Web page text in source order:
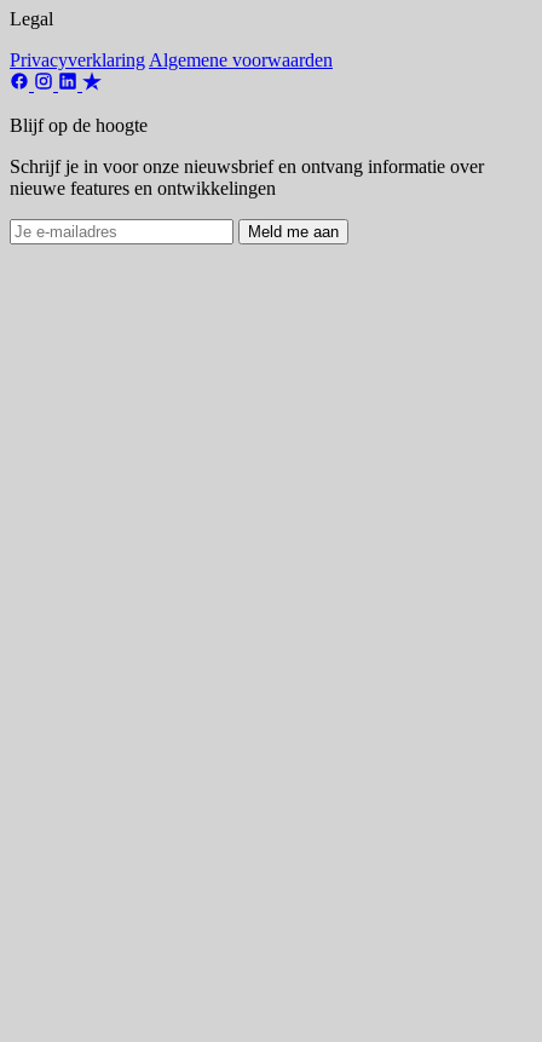
Legal
Privacyverklaring Algemene voorwaarden
Blijf op de hoogte
Schrijf je in voor onze nieuwsbrief en ontvang informatie over
nieuwe features en ontwikkelingen
Meld me aan